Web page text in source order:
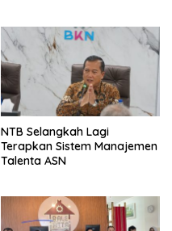
Arena Kepentingan Sesaat
NTB Selangkah Lagi
Terapkan Sistem Manajemen
Talenta ASN